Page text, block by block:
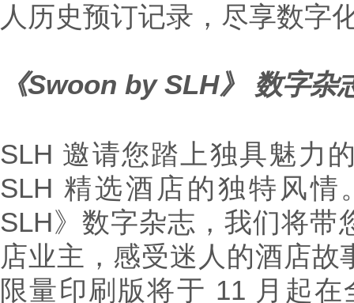
人历史预订记录，尽享数字
《Swoon by SLH》 数字杂
SLH 邀请您踏上独具魅力
SLH 精选酒店的独特风情
SLH》数字杂志，我们将带
店业主，感受迷人的酒店
限量印刷版将于 11 月起